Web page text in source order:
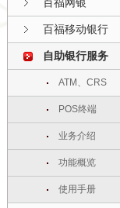
百福移动银行
自助银行服务
ATM、CRS
POS终端
业务介绍
功能概览
使用手册